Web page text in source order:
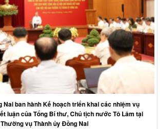
Nai ban hành Kế hoạch triển khai các nhiệm vụ
luận của Tổng Bí thư, Chủ tịch nước Tô Lâm tại
vụ Thành ủy Đồng Nai